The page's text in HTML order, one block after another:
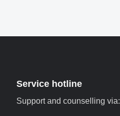
Service hotline
Support and counselling via: